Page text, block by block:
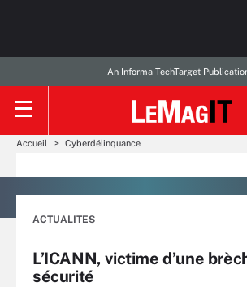
An Informa TechTarget
Accueil Cyberdélinquance
ACTUALITES
L’ICANN, victime d’une
sécurité